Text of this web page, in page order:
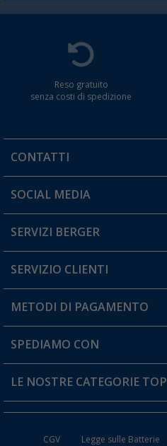
Reso gratuito
senza costi di spedizione
CONTATTI
Orari di apertura del servizio:
Hai una domanda?
SOCIAL MEDIA
SERVIZI BERGER
Diventare rivenditori
Il mio Account
Carta fedeltà Berger
SERVIZIO CLIENTI
Informazioni sulla spedizione
Resi
FAQ e Contatti
METODI DI PAGAMENTO
SPEDIAMO CON
LE NOSTRE CATEGORIE TOP
CGV Legge sulle Batterie